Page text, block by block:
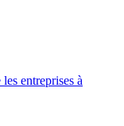
entreprises à